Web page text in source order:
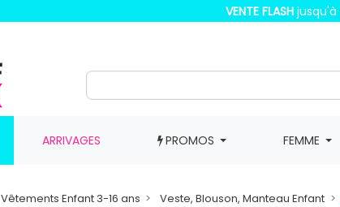
VENTE FLASH jusqu'à
ARRIVAGES PROMOS FEMME
Vêtements Enfant 3-16 ans Veste, Blouson, Manteau Enfant